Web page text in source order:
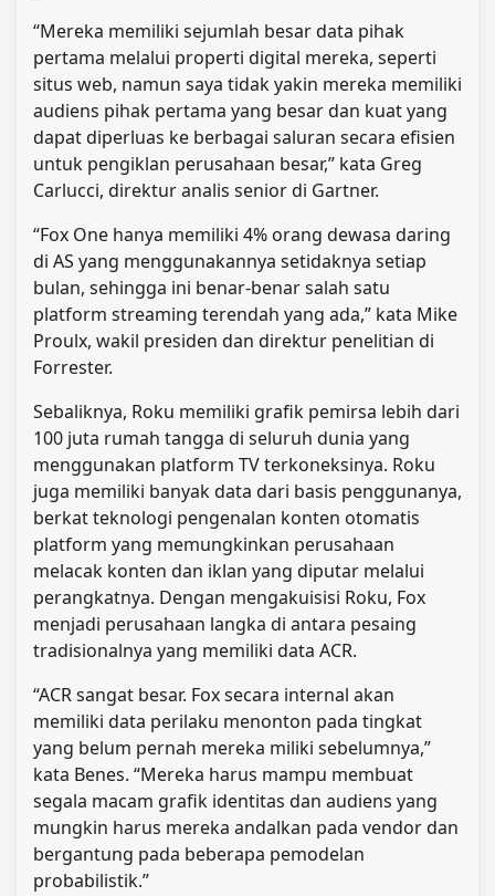
“Mereka memiliki sejumlah besar data pihak
pertama melalui properti digital mereka, seperti
situs web, namun saya tidak yakin mereka memiliki
audiens pihak pertama yang besar dan kuat yang
dapat diperluas ke berbagai saluran secara efisien
untuk pengiklan perusahaan besar,” kata Greg
Carlucci, direktur analis senior di Gartner.
“Fox One hanya memiliki 4% orang dewasa daring
di AS yang menggunakannya setidaknya setiap
bulan, sehingga ini benar-benar salah satu
platform streaming terendah yang ada,” kata Mike
Proulx, wakil presiden dan direktur penelitian di
Forrester.
Sebaliknya, Roku memiliki grafik pemirsa lebih dari
100 juta rumah tangga di seluruh dunia yang
menggunakan platform TV terkoneksinya. Roku
juga memiliki banyak data dari basis penggunanya,
berkat teknologi pengenalan konten otomatis
platform yang memungkinkan perusahaan
melacak konten dan iklan yang diputar melalui
perangkatnya. Dengan mengakuisisi Roku, Fox
menjadi perusahaan langka di antara pesaing
tradisionalnya yang memiliki data ACR.
“ACR sangat besar. Fox secara internal akan
memiliki data perilaku menonton pada tingkat
yang belum pernah mereka miliki sebelumnya,”
kata Benes. “Mereka harus mampu membuat
segala macam grafik identitas dan audiens yang
mungkin harus mereka andalkan pada vendor dan
bergantung pada beberapa pemodelan
probabilistik.”